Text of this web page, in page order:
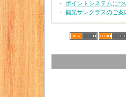
・ ポイントシステムにつ
・ 偏光サングラスのご案